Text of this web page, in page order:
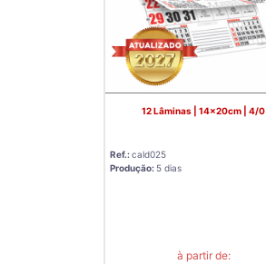
12 Lâminas | 14x20cm | 4/0
Ref.:cald025
Produção: 5 dias
à partir de: